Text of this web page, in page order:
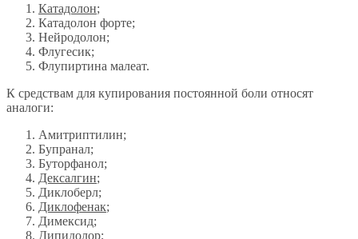
Катадолон;
Катадолон форте;
Нейродолон;
Флугесик;
Флупиртина малеат.
К средствам для купирования постоянной боли относят
аналоги:
Амитриптилин;
Бупранал;
Буторфанол;
Дексалгин;
Диклоберл;
Диклофенак;
Димексид;
Дипидолор;